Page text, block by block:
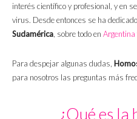
interés científico y profesional, y en
virus. Desde entonces se ha
Sudamérica , sobre todo en Argentina
Para despejar algunas dudas,
para nosotros las preguntas más
¿Qué es la